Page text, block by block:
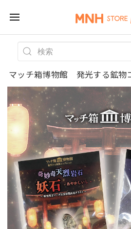
マッチ箱博物館 発光する鉱物